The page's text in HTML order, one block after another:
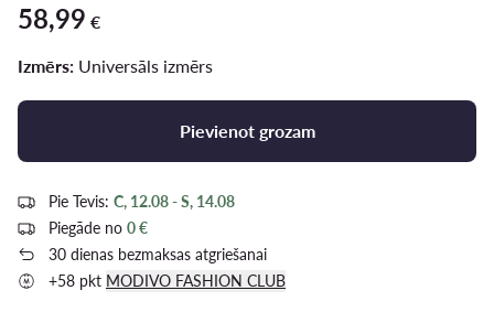
58,99 €
58,99 €
Izmērs: Universāls izmērs
Pievienot grozam
Pie Tevis: C, 12.08 - S, 14.08
Piegāde no 0 €
30 dienas bezmaksas atgriešanai
+58 pkt MODIVO FASHION CLUB